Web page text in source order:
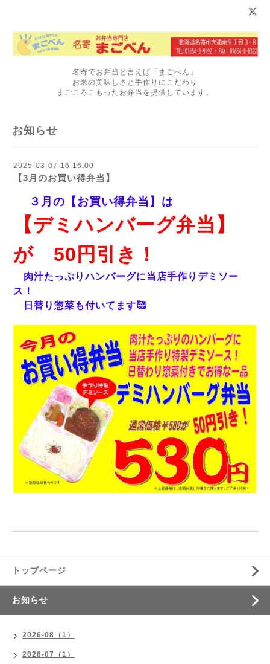
名寄でお弁当と言えば「まごべん」
お米の美味しさと手作りにこだわり
まごころこもったお弁当を提供しています。
お知らせ
2025-03-07 16:16:00
【3月のお買い得弁当】
３月の【お買い得弁当】は
【デミハンバーグ弁当】
が 50円引き！
肉汁たっぷりハンバーグに当店手作りデミソー
ス！
日替り惣菜も付いてます🥰
トップページ
お知らせ
2026-08（1）
2026-07（1）